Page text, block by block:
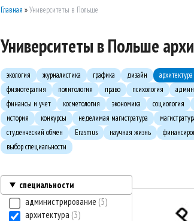
Главная »Университеты в Польше
Университеты в Польше
экология журналистика графика дизайн архитектура
физиотерапия
политология право психология
финансы и учет
косметология экономика социология
история
конкурсы неделимая магистратура
студенческий обмен
Erasmus научная жизнь
выбор специальности
специальности
администрирование 5
архитектура 3